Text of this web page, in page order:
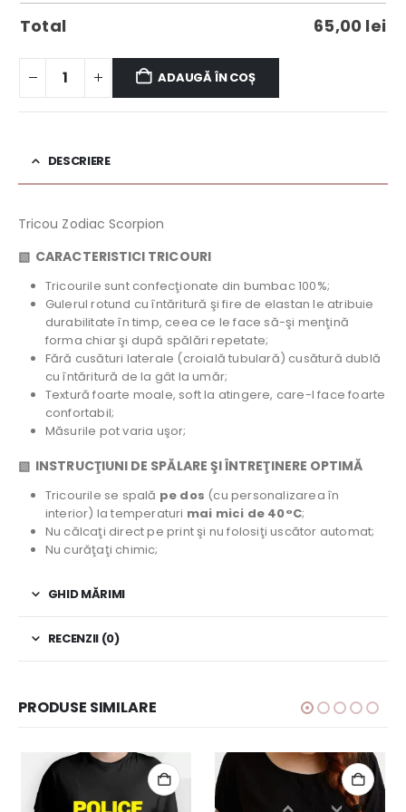
Total 65,00 lei
ADAUGĂ ÎN COȘ
DESCRIERE
Tricou Zodiac Scorpion
▧ CARACTERISTICI TRICOURI
Tricourile sunt confecţionate din bumbac 100%;
Gulerul rotund cu întăritură şi fire de elastan le atribuie
durabilitate în timp, ceea ce le face să-şi menţină
forma chiar şi după spălări repetate;
Fără cusături laterale (croială tubulară) cusătură dublă
cu întăritură de la gât la umăr;
Textură foarte moale, soft la atingere, care-l face foarte
confortabil;
Măsurile pot varia uşor;
▧ INSTRUCŢIUNI DE SPĂLARE ŞI ÎNTREŢINERE OPTIMĂ
Tricourile se spală pe dos (cu personalizarea în
interior) la temperaturi mai mici de 40°C;
Nu călcaţi direct pe print şi nu folosiţi uscător automat;
Nu curăţaţi chimic;
GHID MĂRIMI
RECENZII (0)
PRODUSE SIMILARE